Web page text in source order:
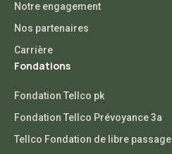
Notre engagement
Nos partenaires
Carrière
Fondations
Fondation Tellco pk
Fondation Tellco Prévoyance 3a
Tellco Fondation de libre passage